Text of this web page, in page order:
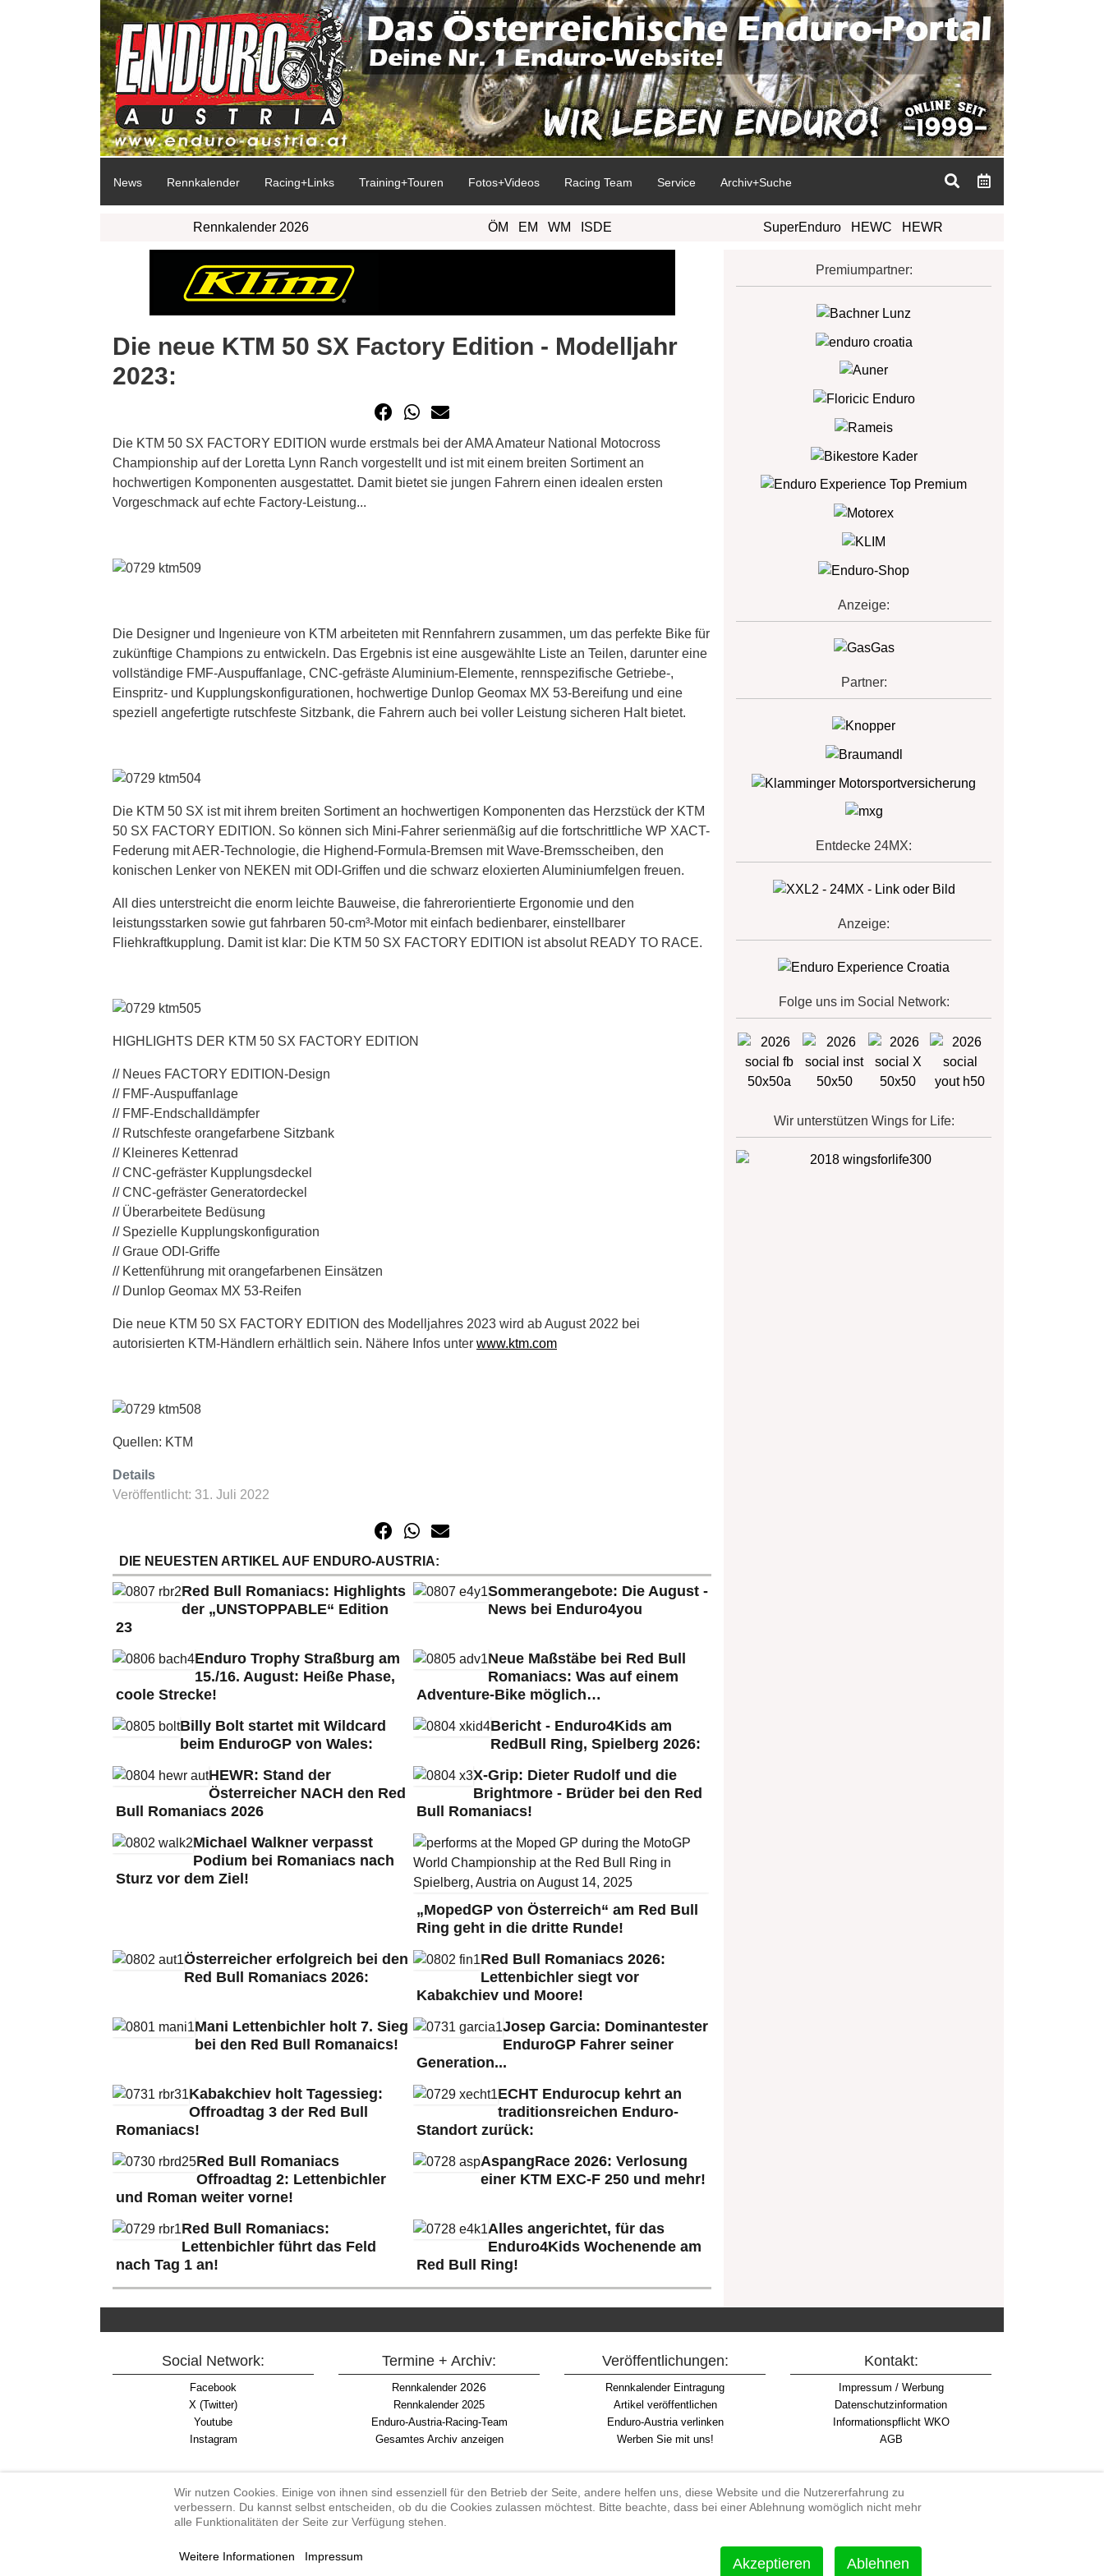
News Rennkalender Racing+Links Training+Touren Fotos+Videos Racing Team Service Archiv+Suche
Rennkalender 2026 ÖM EM WM ISDE SuperEnduro HEWC HEWR
Die neue KTM 50 SX Factory Edition - Modelljahr
2023:
Die KTM 50 SX FACTORY EDITION wurde erstmals bei der AMA Amateur National Motocross
Championship auf der Loretta Lynn Ranch vorgestellt und ist mit einem breiten Sortiment an
hochwertigen Komponenten ausgestattet. Damit bietet sie jungen Fahrern einen idealen ersten
Vorgeschmack auf echte Factory-Leistung...
Die Designer und Ingenieure von KTM arbeiteten mit Rennfahrern zusammen, um das perfekte Bike für
zukünftige Champions zu entwickeln. Das Ergebnis ist eine ausgewählte Liste an Teilen, darunter eine
vollständige FMF-Auspuffanlage, CNC-gefräste Aluminium-Elemente, rennspezifische Getriebe-,
Einspritz- und Kupplungskonfigurationen, hochwertige Dunlop Geomax MX 53-Bereifung und eine
speziell angefertigte rutschfeste Sitzbank, die Fahrern auch bei voller Leistung sicheren Halt bietet.
Die KTM 50 SX ist mit ihrem breiten Sortiment an hochwertigen Komponenten das Herzstück der KTM
50 SX FACTORY EDITION. So können sich Mini-Fahrer serienmäßig auf die fortschrittliche WP XACT-
Federung mit AER-Technologie, die Highend-Formula-Bremsen mit Wave-Bremsscheiben, den
konischen Lenker von NEKEN mit ODI-Griffen und die schwarz eloxierten Aluminiumfelgen freuen.
All dies unterstreicht die enorm leichte Bauweise, die fahrerorientierte Ergonomie und den
leistungsstarken sowie gut fahrbaren 50-cm³-Motor mit einfach bedienbarer, einstellbarer
Fliehkraftkupplung. Damit ist klar: Die KTM 50 SX FACTORY EDITION ist absolut READY TO RACE.
HIGHLIGHTS DER KTM 50 SX FACTORY EDITION
// Neues FACTORY EDITION-Design
// FMF-Auspuffanlage
// FMF-Endschalldämpfer
// Rutschfeste orangefarbene Sitzbank
// Kleineres Kettenrad
// CNC-gefräster Kupplungsdeckel
// CNC-gefräster Generatordeckel
// Überarbeitete Bedüsung
// Spezielle Kupplungskonfiguration
// Graue ODI-Griffe
// Kettenführung mit orangefarbenen Einsätzen
// Dunlop Geomax MX 53-Reifen
Die neue KTM 50 SX FACTORY EDITION des Modelljahres 2023 wird ab August 2022 bei
autorisierten KTM-Händlern erhältlich sein. Nähere Infos unter www.ktm.com
Quellen: KTM
Details
Veröffentlicht: 31. Juli 2022
DIE NEUESTEN ARTIKEL AUF ENDURO-AUSTRIA:
Red Bull Romaniacs: Highlights
der „UNSTOPPABLE“ Edition
23
Sommerangebote: Die August -
News bei Enduro4you
Enduro Trophy Straßburg am
15./16. August: Heiße Phase,
coole Strecke!
Neue Maßstäbe bei Red Bull
Romaniacs: Was auf einem
Adventure-Bike möglich…
Billy Bolt startet mit Wildcard
beim EnduroGP von Wales:
Bericht - Enduro4Kids am
RedBull Ring, Spielberg 2026:
HEWR: Stand der
Österreicher NACH den Red
Bull Romaniacs 2026
X-Grip: Dieter Rudolf und die
Brightmore - Brüder bei den Red
Bull Romaniacs!
Michael Walkner verpasst
Podium bei Romaniacs nach
Sturz vor dem Ziel!
„MopedGP von Österreich“ am Red Bull
Ring geht in die dritte Runde!
Österreicher erfolgreich bei den
Red Bull Romaniacs 2026:
Red Bull Romaniacs 2026:
Lettenbichler siegt vor
Kabakchiev und Moore!
Mani Lettenbichler holt 7. Sieg
bei den Red Bull Romanaics!
Josep Garcia: Dominantester
EnduroGP Fahrer seiner
Generation...
Kabakchiev holt Tagessieg:
Offroadtag 3 der Red Bull
Romaniacs!
ECHT Endurocup kehrt an
traditionsreichen Enduro-
Standort zurück:
Red Bull Romaniacs
Offroadtag 2: Lettenbichler
und Roman weiter vorne!
AspangRace 2026: Verlosung
einer KTM EXC-F 250 und mehr!
Red Bull Romaniacs:
Lettenbichler führt das Feld
nach Tag 1 an!
Alles angerichtet, für das
Enduro4Kids Wochenende am
Red Bull Ring!
Premiumpartner:
Anzeige:
Partner:
Entdecke 24MX:
Anzeige:
Folge uns im Social Network:
Wir unterstützen Wings for Life:
Social Network:
Facebook
X (Twitter)
Youtube
Instagram
Termine + Archiv:
Rennkalender2026
Rennkalender 2025
Enduro-Austria-Racing-Team
Gesamtes Archiv anzeigen
Veröffentlichungen:
Rennkalender Eintragung
Artikel veröffentlichen
Enduro-Austria verlinken
Werben Sie mit uns!
Kontakt:
Impressum / Werbung
Datenschutzinformation
Informationspflicht WKO
AGB
Begriff "Enduro" auf Wikipedia
#enduroaustria, #wirlebenenduro #enduroaustriaracingteam
Enduro-Austria, Enduro, Endurosport, Endurocross, Endurotraining, Endurotouren, Endurorennen, Hardenduro, Extreme Enduro
Wir nutzen Cookies. Einige von ihnen sind essenziell für den Betrieb der Seite, andere helfen uns, diese Website und die Nutzererfahrung zu
verbessern. Du kannst selbst entscheiden, ob du die Cookies zulassen möchtest. Bitte beachte, dass bei einer Ablehnung womöglich nicht mehr
alle Funktionalitäten der Seite zur Verfügung stehen.
Akzeptieren Ablehnen
Weitere Informationen Impressum